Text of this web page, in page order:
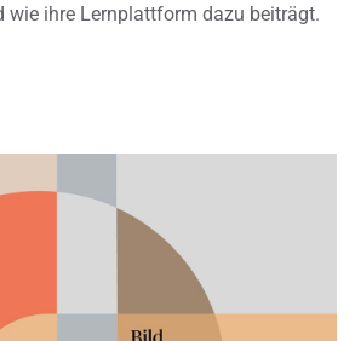
wie ihre Lernplattform dazu beiträgt.